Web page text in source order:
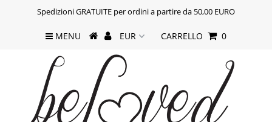
Spedizioni GRATUITE per ordini a partire da 50,00 EURO
MENU CARRELLO 0